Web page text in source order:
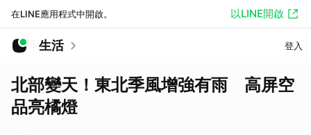
在LINE應用程式中開啟。 以LINE開啟
生活 登入
北部變天！東北季風增強有雨 高屏空
品亮橘燈